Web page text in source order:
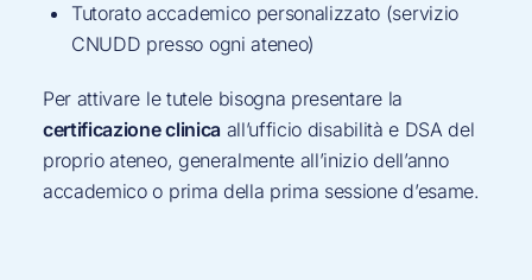
Tutorato accademico personalizzato (servizio
CNUDD presso ogni ateneo)
Per attivare le tutele bisogna presentare la
certificazione clinicaall’ufficio disabilità e DSA del
proprio ateneo, generalmente all’inizio dell’anno
accademico o prima della prima sessione d’esame.